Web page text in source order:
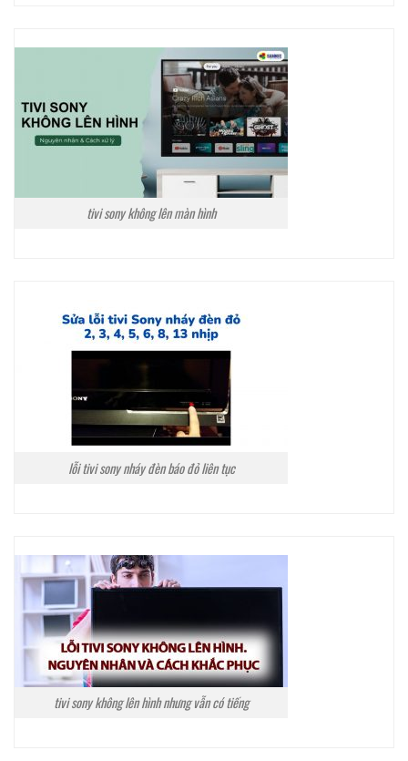
tivi sony không lên màn hình
lỗi tivi sony nháy đèn báo đỏ liên tục
tivi sony không lên hình nhưng vẫn có tiếng